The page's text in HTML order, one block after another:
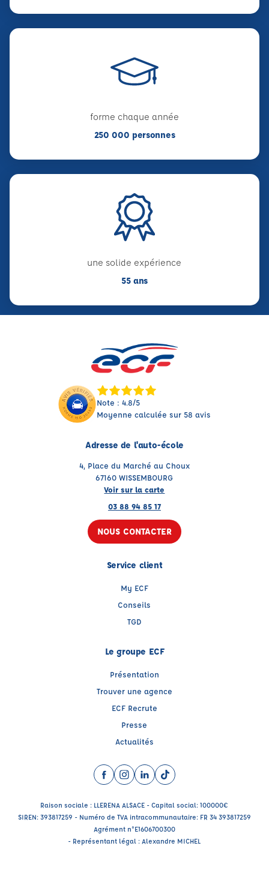
forme chaque année
250 000 personnes
une solide expérience
55 ans
Note : 4.8/5
Moyenne calculée sur 58 avis
Adresse de l'auto-école
4, Place du Marché au Choux
67160 WISSEMBOURG
Voir sur la carte
03 88 94 85 17
NOUS CONTACTER
Service client
My ECF
Conseils
TGD
Le groupe ECF
Présentation
Trouver une agence
ECF Recrute
Presse
Actualités
Facebook (nouvelle fenêtre)
Instagram (nouvelle fenêtre)
LinkedIn (nouvelle fenêtre)
TikTok (nouvelle fenêtre)
Raison sociale : LLERENA ALSACE - Capital social: 100000€
SIREN: 393817259 - Numéro de TVA intracommunautaire: FR 34 393817259
Agrément n°E1606700300
- Représentant légal : Alexandre MICHEL